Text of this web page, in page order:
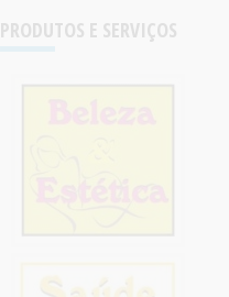
PRODUTOS E SERVIÇOS